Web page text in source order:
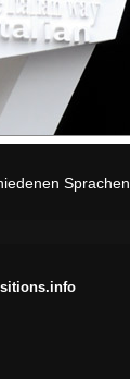
Sprachen.